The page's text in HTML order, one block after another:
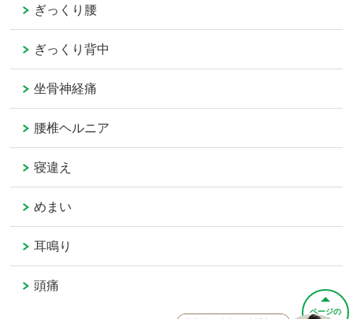
ぎっくり腰
ぎっくり背中
坐骨神経痛
腰椎ヘルニア
寝違え
めまい
耳鳴り
頭痛
ページの